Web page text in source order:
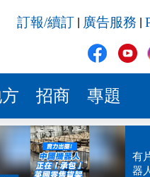
訂報/續訂 廣告服務
招商 專題
有
器